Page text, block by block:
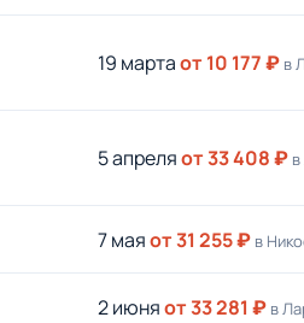
19 мартаот 10 177 ₽ в
5 апреляот 33 408 ₽
7 маяот 31 255 ₽ в
2 июняот 33 281 ₽ в